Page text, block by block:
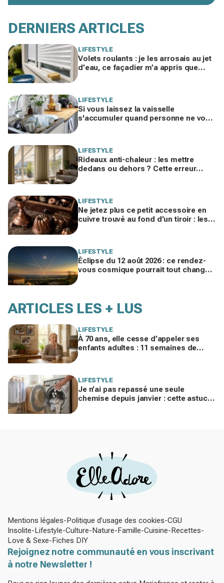
DERNIERS ARTICLES
LIFESTYLE
Volets roulants : je les arrosais au jet
d’eau, ce façadier m’a appris que
LIFESTYLE
Si vous laissez la vaisselle
s'accumuler quand personne ne vous
LIFESTYLE
Rideaux anti-chaleur : les mettre
dedans ou dehors ? Cette erreur
LIFESTYLE
Ne jetez plus ce petit accessoire en
cuivre trouvé au fond d’un tiroir : les
LIFESTYLE
Éclipse du 12 août 2026 : ce rendez-
vous cosmique pourrait tout changer
ARTICLES LES + LUS
LIFESTYLE
À 70 ans, elle cesse d’appeler ses
enfants adultes : 11 semaines de
LIFESTYLE
Je n’ai pas repassé une seule
chemise depuis janvier : cette astuce
Mentions légales Politique d’usage des cookies CGU
Insolite Lifestyle Culture Nature Famille Cuisine Recettes
Love & Sexe Fiches DIY
Rejoignez notre communauté en vous inscrivant
à notre Newsletter !